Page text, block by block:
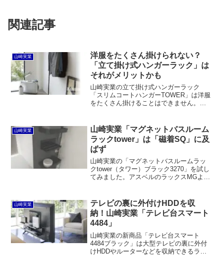
関連記事
山崎実業
洋服をたくさん掛けられない？
「立て掛け式ハンガーラック」は
それがメリットかも
山崎実業の立て掛け式ハンガーラック
「スリムコートハンガーTOWER」は洋服
をたくさん掛けることはできません。し
ックを置くとついついそこがメインの洋
服収納スペースになりがちですが、これ
ならそうなる心配が少ないからです。
山崎実業
山崎実業「マグネットバスルーム
ラックtower」は「磁着SQ」に及
ばず
山崎実業の「マグネットバスルームラッ
クtower（タワー）ブラック3270」を試し
てみました。アスベルのラックスMGより
プ式のシャンプーボトルをプッシュして
もズリ落ちませんし、デザインがスタイ
リッシュでブラックとホワイトの2色があ
るのは良いです。
山崎実業
テレビの裏に外付けHDDを収
納！山崎実業「テレビ台スマート
4484」
山崎実業の新商品「テレビ台スマート
4484ブラック」は大型テレビの裏に外付
けHDDやルーターなどを収納できるラッ